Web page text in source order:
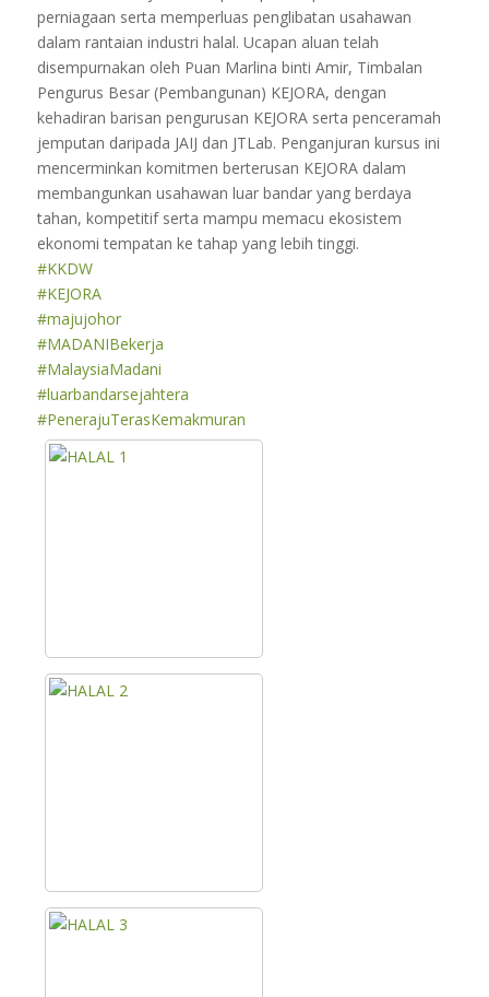
perniagaan serta memperluas penglibatan usahawan
dalam rantaian industri halal. Ucapan aluan telah
disempurnakan oleh Puan Marlina binti Amir, Timbalan
Pengurus Besar (Pembangunan) KEJORA, dengan
kehadiran barisan pengurusan KEJORA serta penceramah
jemputan daripada JAIJ dan JTLab. Penganjuran kursus ini
mencerminkan komitmen berterusan KEJORA dalam
membangunkan usahawan luar bandar yang berdaya
tahan, kompetitif serta mampu memacu ekosistem
ekonomi tempatan ke tahap yang lebih tinggi.
#KKDW
#KEJORA
#majujohor
#MADANIBekerja
#MalaysiaMadani
#luarbandarsejahtera
#PenerajuTerasKemakmuran